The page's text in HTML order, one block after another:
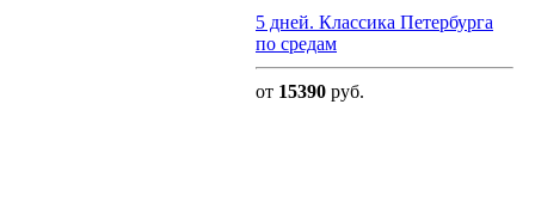
5 дней. Классика Петербурга
по средам
от 15390 руб.